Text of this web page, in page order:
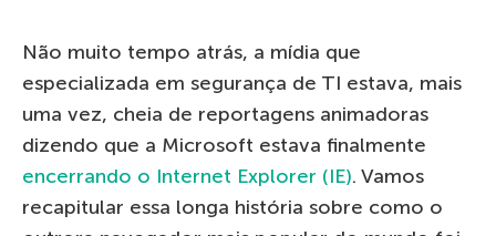
Não muito tempo atrás, a mídia que
especializada em segurança de TI estava, mais
uma vez, cheia de reportagens animadoras
dizendo que a Microsoft estava finalmente
encerrando o Internet Explorer (IE). Vamos
recapitular essa longa história sobre como o